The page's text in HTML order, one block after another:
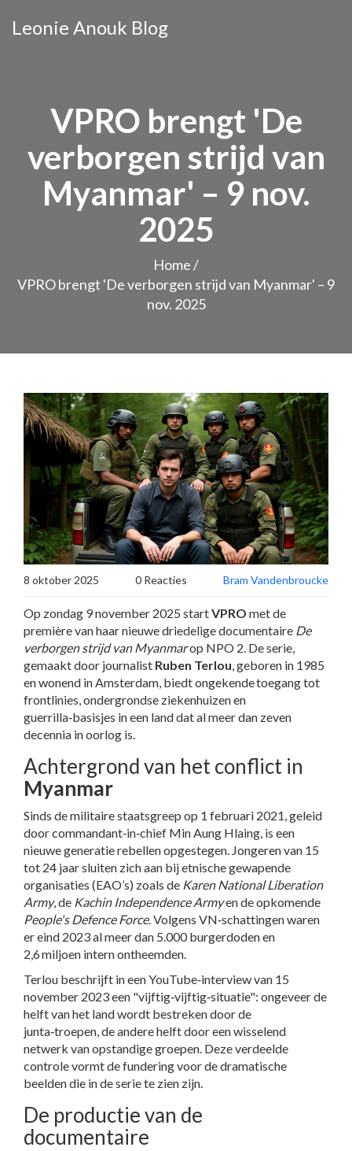
Leonie Anouk Blog
VPRO brengt 'De
verborgen strijd van
Myanmar' – 9 nov.
2025
Home/
VPRO brengt 'De verborgen strijd van Myanmar' – 9
nov. 2025
8 oktober 2025 0 Reacties Bram Vandenbroucke
Op zondag 9 november 2025 startVPRO met de
première van haar nieuwe driedelige documentaire De
verborgen strijd van Myanmarop NPO 2. De serie,
gemaakt door journalist Ruben Terlou, geboren in 1985
en wonend in Amsterdam, biedt ongekende toegang tot
frontlinies, ondergrondse ziekenhuizen en
guerrilla‑basisjes in een land dat al meer dan zeven
decennia in oorlog is.
Achtergrond van het conflict in
Myanmar
Sinds de militaire staatsgreep op 1 februari 2021, geleid
door commandant‑in‑chief Min Aung Hlaing, is een
nieuwe generatie rebellen opgestegen. Jongeren van 15
tot 24 jaar sluiten zich aan bij etnische gewapende
organisaties (EAO’s) zoals de Karen National Liberation
Army, de Kachin Independence Armyen de opkomende
People's Defence Force. Volgens VN‑schattingen waren
er eind 2023 al meer dan 5.000 burgerdoden en
2,6 miljoen intern ontheemden.
Terlou beschrijft in een YouTube‑interview van 15
november 2023 een "vijftig‑vijftig‑situatie": ongeveer de
helft van het land wordt bestreken door de
junta‑troepen, de andere helft door een wisselend
netwerk van opstandige groepen. Deze verdeelde
controle vormt de fundering voor de dramatische
beelden die in de serie te zien zijn.
De productie van de
documentaire